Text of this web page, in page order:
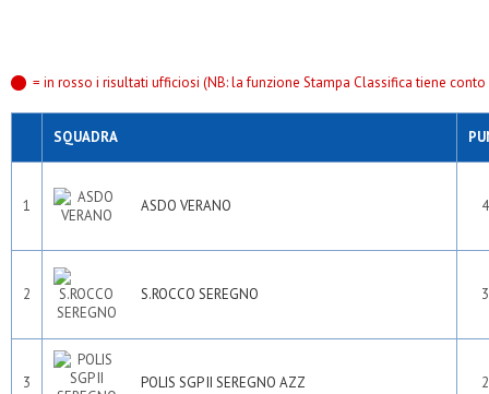
= in rosso i risultati ufficiosi (NB: la funzione Stampa Classifica tiene
SQUADRA
1 ASDO VERANO
2 S.ROCCO SEREGNO
3 POLIS SGP II SEREGNO AZZ